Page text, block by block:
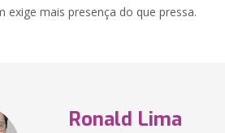
exige mais presença do que pressa.
Ronald Lima